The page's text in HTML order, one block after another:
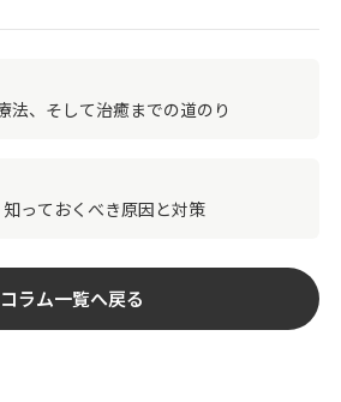
法、そして治癒までの道のり
っておくべき原因と対策
コラム一覧へ戻る